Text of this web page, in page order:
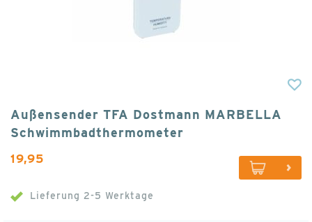
Außensender TFA Dostmann MARBELLA
Schwimmbadthermometer
19,95
Lieferung 2-5 Werktage